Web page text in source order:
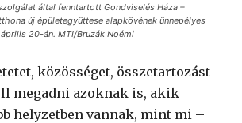
által fenntartott Gondviselés Háza –
új épületegyüttese alapkövének ünnepélyes
20-án. MTI/Bruzák Noémi
közösséget, összetartozást
megadni azoknak is, akik
helyzetben vannak, mint mi –